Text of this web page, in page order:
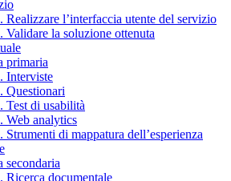
Realizzare l’interfaccia utente del servizio
Validare la soluzione ottenuta
primaria
Interviste
Questionari
Test di usabilità
Web analytics
Strumenti di mappatura dell’esperienza
secondaria
Ricerca documentale